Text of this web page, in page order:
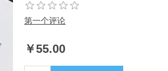
第一个评论
￥55.00